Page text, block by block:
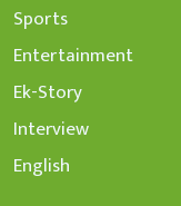
Sports
Entertainment
Ek-Story
Interview
English